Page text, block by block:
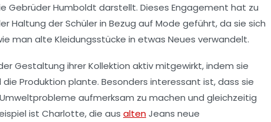
Gebrüder Humboldt darstellt. Dieses Engagement hat zu
Haltung der Schüler in Bezug auf Mode geführt, da sie sich
man alte Kleidungsstücke in etwas Neues verwandelt.
Gestaltung ihrer Kollektion aktiv mitgewirkt, indem sie
Produktion plante. Besonders interessant ist, dass sie
aufmerksam zu machen und gleichzeitig
ist Charlotte, die aus altenJeans neue